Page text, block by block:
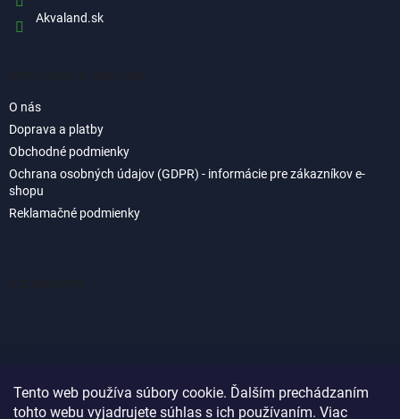
Tento web používa súbory cookie. Ďalším prechádzaním
tohto webu vyjadrujete súhlas s ich používaním. Viac
Akvaland.sk
O nás
Doprava a platby
Obchodné podmienky
Ochrana osobných údajov (GDPR) - informácie pre zákazníkov e-
shopu
Reklamačné podmienky